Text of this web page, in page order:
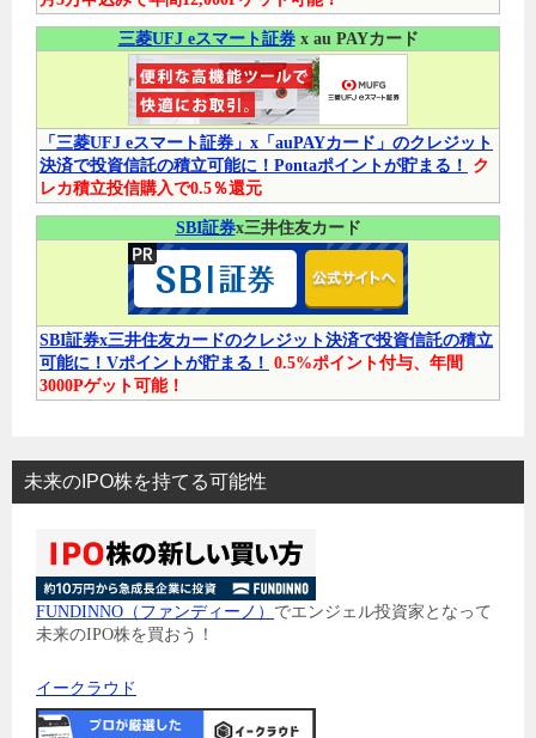
三菱UFJ eスマート証券x au PAYカード
「三菱UFJ eスマート証券」x「auPAYカード」のクレジット
決済で投資信託の積立可能に！Pontaポイントが貯まる！
ク
レカ積立投信購入で0.5％還元
SBI証券x三井住友カード
SBI証券x三井住友カードのクレジット決済で投資信託の積立
可能に！Vポイントが貯まる！ 0.5%ポイント付与、年間
3000Pゲット可能！
未来のIPO株を持てる可能性
FUNDINNO（ファンディーノ） でエンジェル投資家となって
未来のIPO株を買おう！
イークラウド